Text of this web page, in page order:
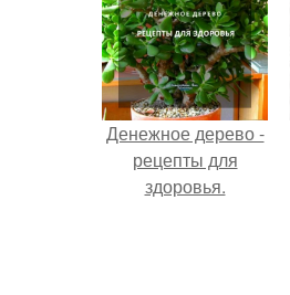
Денежное дерево -
рецепты для
здоровья.